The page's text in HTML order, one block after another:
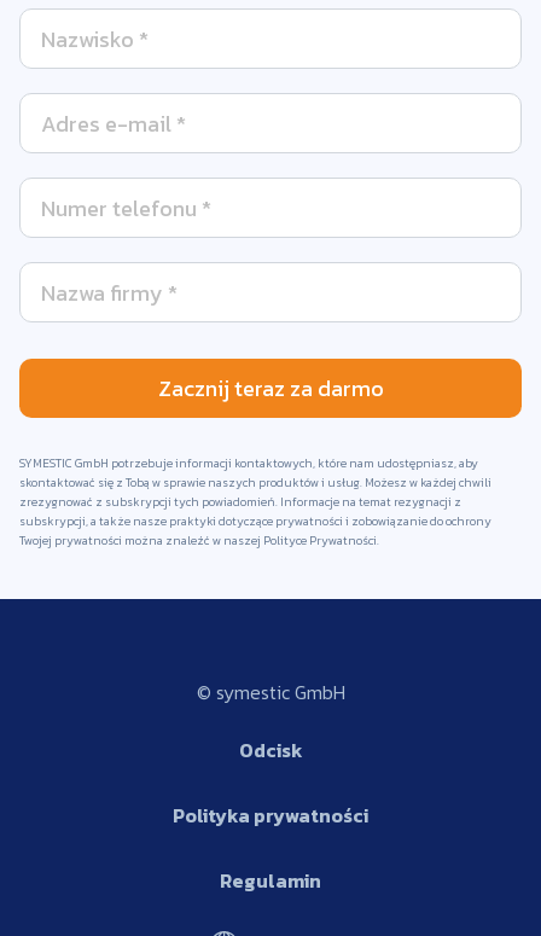
SYMESTIC GmbH potrzebuje informacji kontaktowych, które nam udostępniasz, aby
skontaktować się z Tobą w sprawie naszych produktów i usług. Możesz w każdej chwili
zrezygnować z subskrypcji tych powiadomień. Informacje na temat rezygnacji z
subskrypcji, a także nasze praktyki dotyczące prywatności i zobowiązanie do ochrony
Twojej prywatności można znaleźć w naszej Polityce Prywatności.
© symestic GmbH
Odcisk
Polityka prywatności
Regulamin